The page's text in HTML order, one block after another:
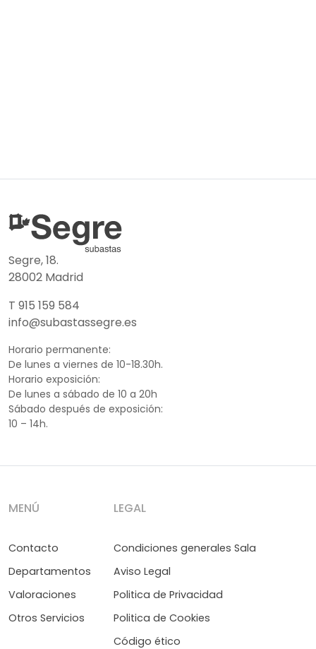
Segre, 18.
28002 Madrid
T 915 159 584
info@subastassegre.es
Horario permanente:
De lunes a viernes de 10-18.30h.
Horario exposición:
De lunes a sábado de 10 a 20h
Sábado después de exposición:
10 – 14h.
MENÚ
Contacto
Departamentos
Valoraciones
Otros Servicios
LEGAL
Condiciones generales Sala
Aviso Legal
Politica de Privacidad
Politica de Cookies
Código ético